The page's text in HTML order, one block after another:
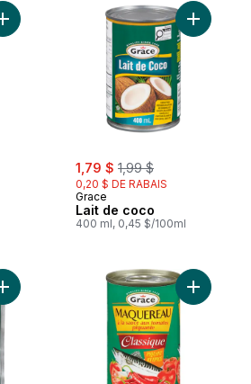
Ajouter Lait de coco au panier
sale:
1,79 $ , formerly:
1,99 $
0,20 $ DE RABAIS
Grace
Lait de coco
400 ml, 0,45 $/100ml
Ajouter
Ajouter Lait de coco, en poudre au panier
Ajouter